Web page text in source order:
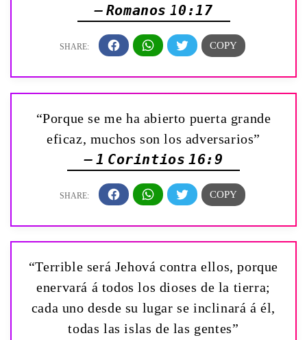
— Romanos 10:17
“Porque se me ha abierto puerta grande
eficaz, muchos son los adversarios”
— 1 Corintios 16:9
“Terrible será Jehová contra ellos, porque
enervará á todos los dioses de la tierra;
cada uno desde su lugar se inclinará á él,
todas las islas de las gentes”